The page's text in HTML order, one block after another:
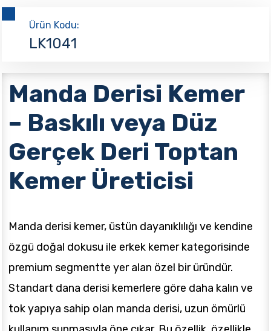
Ürün Kodu:
LK1041
Manda Derisi Kemer
– Baskılı veya Düz
Gerçek Deri Toptan
Kemer Üreticisi
Manda derisi kemer, üstün dayanıklılığı ve kendine
özgü doğal dokusu ile erkek kemer kategorisinde
premium segmentte yer alan özel bir üründür.
Standart dana derisi kemerlere göre daha kalın ve
tok yapıya sahip olan manda derisi, uzun ömürlü